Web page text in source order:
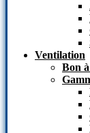
Ventilation
Bon